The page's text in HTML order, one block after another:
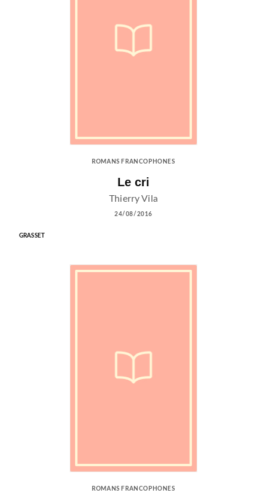
ROMANS FRANCOPHONES
Le cri
Thierry Vila
24/08/2016
GRASSET
ROMANS FRANCOPHONES